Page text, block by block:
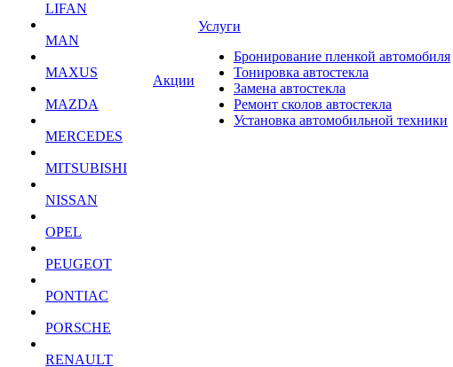
LIFAN
MAN
MAXUS
MAZDA
MERCEDES
MITSUBISHI
NISSAN
OPEL
PEUGEOT
PONTIAC
PORSCHE
RENAULT
Акции
Услуги
Бронирование пленкой автомобиля
Тонировка автостекла
Замена автостекла
Ремонт сколов автостекла
Установка автомобильной техники